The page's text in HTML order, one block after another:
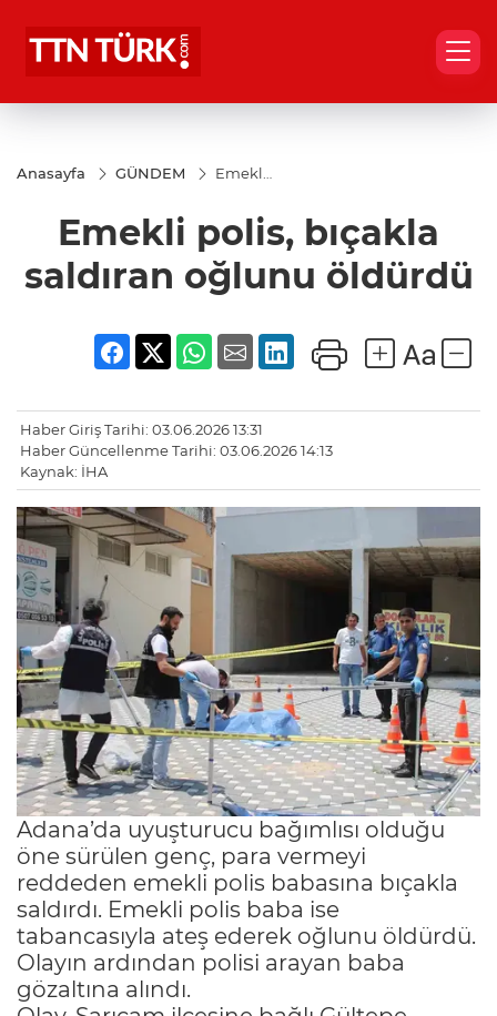
Anasayfa GÜNDEM
Emekli
saldıran
oğlunu
öldürdü
Emekli polis, bıçakla
saldıran oğlunu öldürdü
Haber Giriş Tarihi: 03.06.2026 13:31
Haber Güncellenme Tarihi: 03.06.2026 14:13
Kaynak: İHA
Adana’da uyuşturucu bağımlısı olduğu
öne sürülen genç, para vermeyi
reddeden emekli polis babasına bıçakla
saldırdı. Emekli polis baba ise
tabancasıyla ateş ederek oğlunu öldürdü.
Olayın ardından polisi arayan baba
gözaltına alındı.